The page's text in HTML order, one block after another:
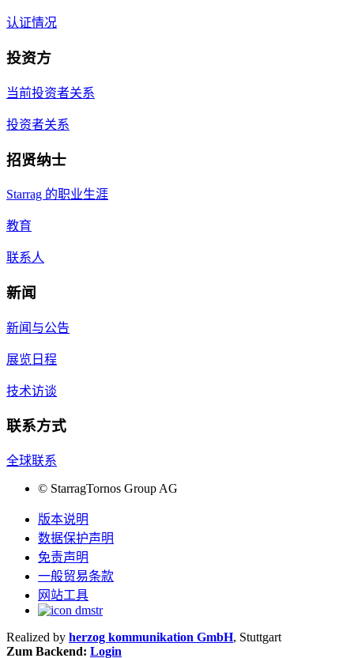
认证情况
投资方
当前投资者关系
投资者关系
招贤纳士
Starrag 的职业生涯
教育
联系人
新闻
新闻与公告
展览日程
技术访谈
联系方式
全球联系
© StarragTornos Group AG
版本说明
数据保护声明
免责声明
一般贸易条款
网站工具
Realized by herzog kommunikation GmbH, Stuttgart
Zum Backend: Login